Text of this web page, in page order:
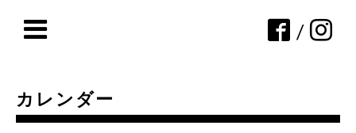
/
カレンダー